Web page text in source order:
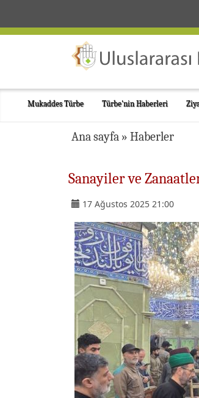
Mukaddes Türbe Türbe'nin Haberleri
Ana sayfa » Haberler
Sanayiler ve
17 Ağustos 2025 21:00